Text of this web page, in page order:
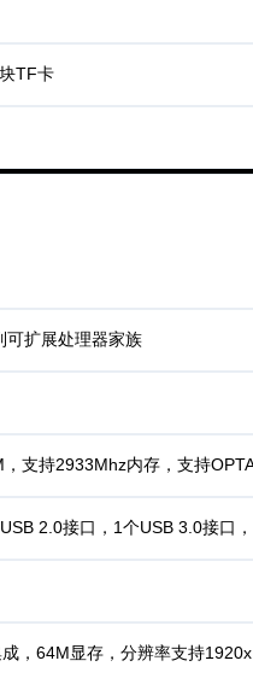
TF卡
扩展处理器家族
支持2933Mhz内存，支持
2.0接口，1个USB 3.0接口
，64M显存，分辨率支持